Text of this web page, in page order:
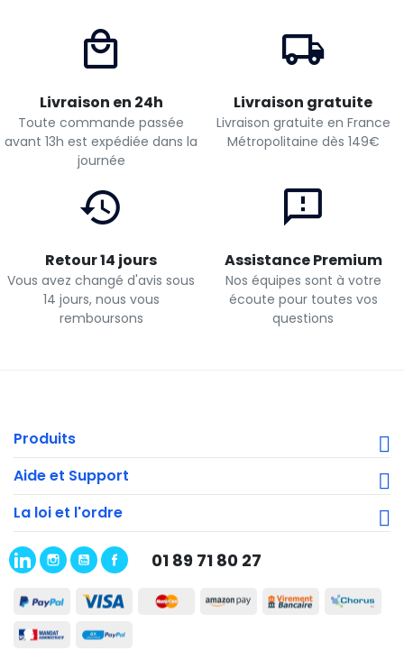
Livraison en 24h
Toute commande passée
avant 13h est expédiée dans la
journée
Livraison gratuite
Livraison gratuite en France
Métropolitaine dès 149€
Retour 14 jours
Vous avez changé d'avis sous
14 jours, nous vous
remboursons
Assistance Premium
Nos équipes sont à votre
écoute pour toutes vos
questions
Produits
Aide et Support
La loi et l'ordre
01 89 71 80 27